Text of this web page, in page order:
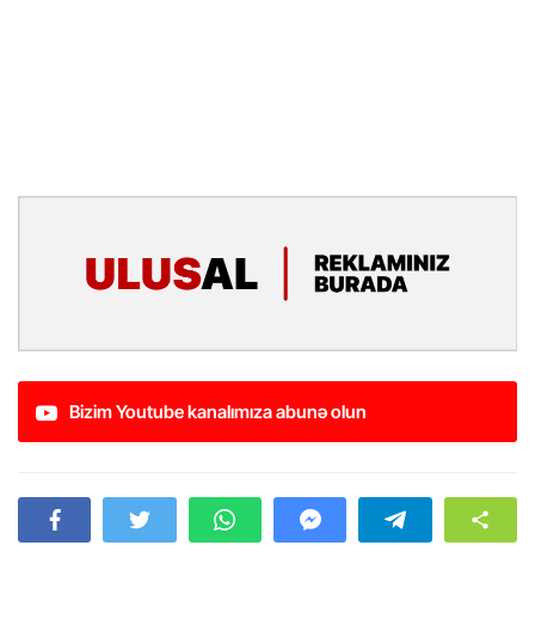
Bizim Youtube kanalımıza abunə olun